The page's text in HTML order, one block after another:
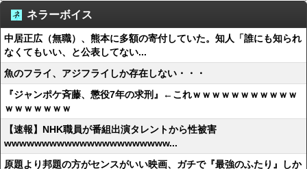
ネラーボイス
中居正広（無職）、熊本に多額の寄付していた。知人「誰にも知られ
なくてもいい、と公表してない...
魚のフライ、アジフライしか存在しない・・・
『ジャンポケ斉藤、懲役7年の求刑』←これｗｗｗｗｗｗｗｗｗｗｗ
ｗｗｗｗｗｗｗ
【速報】NHK職員が番組出演タレントから性被害
wwwwwwwwwwwwwwwwwwwwww...
原題より邦題の方がセンスがいい映画、ガチで『最強のふたり』しか